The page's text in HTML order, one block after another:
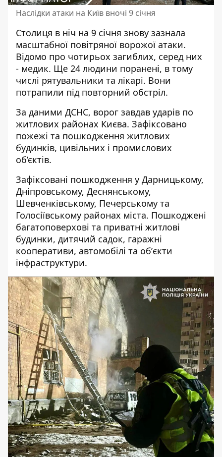
Наслідки атаки на Київ вночі 9 січня
Столиця в ніч на 9 січня знову зазнала
масштабної повітряної ворожої атаки.
Відомо про чотирьох загиблих, серед них
- медик. Ще 24 людини поранені, в тому
числі рятувальники та лікарі. Вони
потрапили під повторний обстріл.
За даними ДСНС, ворог завдав ударів по
житлових районах Києва. Зафіксовано
пожежі та пошкодження житлових
будинків, цивільних і промислових
об’єктів.
Зафіксовані пошкодження у Дарницькому,
Дніпровському, Деснянському,
Шевченківському, Печерському та
Голосіївському районах міста. Пошкоджені
багатоповерхові та приватні житлові
будинки, дитячий садок, гаражні
кооперативи, автомобілі та обʼєкти
інфраструктури.